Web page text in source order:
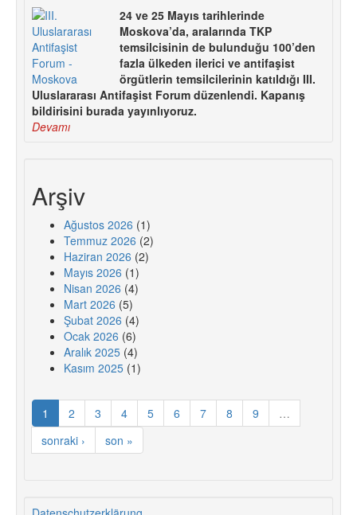
24 ve 25 Mayıs tarihlerinde
Moskova’da, aralarında TKP
temsilcisinin de bulunduğu 100’den
fazla ülkeden ilerici ve antifaşist
örgütlerin temsilcilerinin katıldığı III.
Uluslararası Antifaşist Forum düzenlendi. Kapanış
bildirisini burada yayınlıyoruz.
Devamı
Arşiv
Ağustos 2026 (1)
Temmuz 2026 (2)
Haziran 2026 (2)
Mayıs 2026 (1)
Nisan 2026 (4)
Mart 2026 (5)
Şubat 2026 (4)
Ocak 2026 (6)
Aralık 2025 (4)
Kasım 2025 (1)
1 2 3 4 5 6 7 8 9
…
sonraki ›
son »